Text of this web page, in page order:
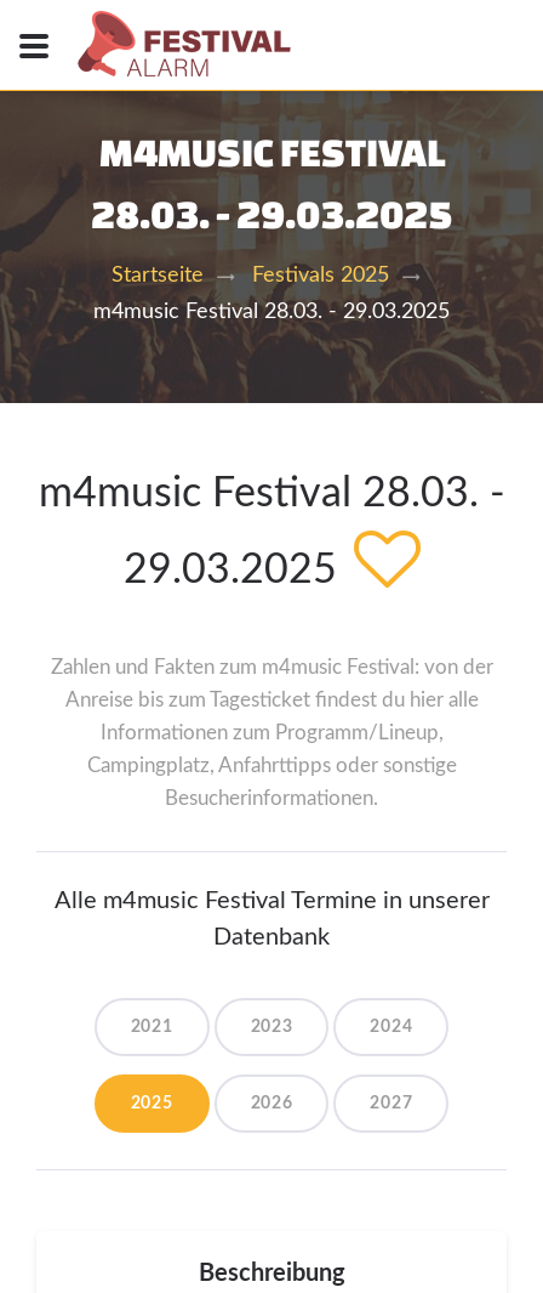
M4MUSIC FESTIVAL
28.03. - 29.03.2025
Startseite
Festivals 2025
m4music Festival 28.03. - 29.03.2025
m4music Festival 28.03. -
29.03.2025
Zahlen und Fakten zum m4music Festival: von der
Anreise bis zum Tagesticket findest du hier alle
Informationen zum Programm/Lineup,
Campingplatz, Anfahrttipps oder sonstige
Besucherinformationen.
Alle m4music Festival Termine in unserer
Datenbank
2021 2023 2024
2025 2026 2027
Beschreibung